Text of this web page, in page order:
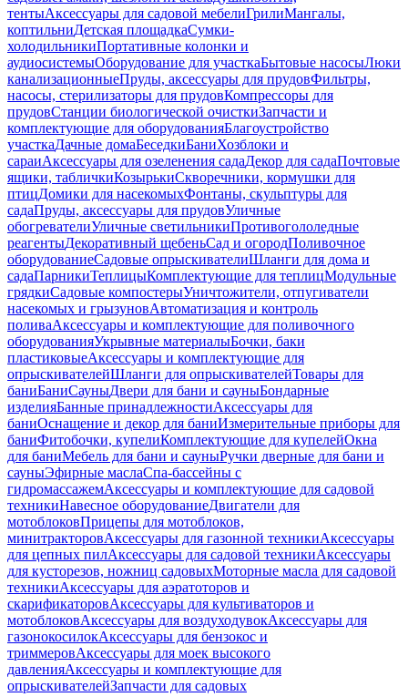
тентыАксессуары для садовой мебелиГрилиМангалы,
коптильниДетская площадкаСумки-
холодильникиПортативные колонки и
аудиосистемыОборудование для участкаБытовые насосыЛюки
канализационныеПруды, аксессуары для прудовФильтры,
насосы, стерилизаторы для прудовКомпрессоры для
прудовСтанции биологической очисткиЗапчасти и
комплектующие для оборудованияБлагоустройство
участкаДачные домаБеседкиБаниХозблоки и
сараиАксессуары для озеленения садаДекор для садаПочтовые
ящики, табличкиКозырькиСкворечники, кормушки для
птицДомики для насекомыхФонтаны, скульптуры для
садаПруды, аксессуары для прудовУличные
обогревателиУличные светильникиПротивогололедные
реагентыДекоративный щебеньСад и огородПоливочное
оборудованиеСадовые опрыскивателиШланги для дома и
садаПарникиТеплицыКомплектующие для теплицМодульные
грядкиСадовые компостерыУничтожители, отпугиватели
насекомых и грызуновАвтоматизация и контроль
поливаАксессуары и комплектующие для поливочного
оборудованияУкрывные материалыБочки, баки
пластиковыеАксессуары и комплектующие для
опрыскивателейШланги для опрыскивателейТовары для
баниБаниСауныДвери для бани и сауныБондарные
изделияБанные принадлежностиАксессуары для
баниОснащение и декор для баниИзмерительные приборы для
баниФитобочки, купелиКомплектующие для купелейОкна
для баниМебель для бани и сауныРучки дверные для бани и
сауныЭфирные маслаСпа-бассейны с
гидромассажемАксессуары и комплектующие для садовой
техникиНавесное оборудованиеДвигатели для
мотоблоковПрицепы для мотоблоков,
минитракторовАксессуары для газонной техникиАксессуары
для цепных пилАксессуары для садовой техникиАксессуары
для кусторезов, ножниц садовыхМоторные масла для садовой
техникиАксессуары для аэратоторов и
скарификаторовАксессуары для культиваторов и
мотоблоковАксессуары для воздуходувокАксессуары для
газонокосилокАксессуары для бензокос и
триммеровАксессуары для моек высокого
давленияАксессуары и комплектующие для
опрыскивателейЗапчасти для садовых